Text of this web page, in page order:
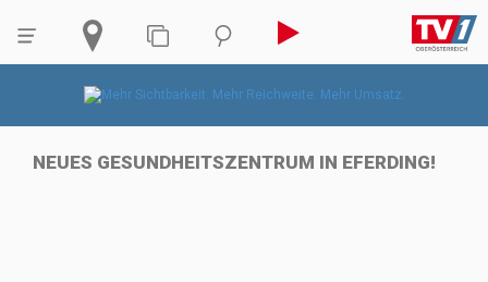
NEUES GESUNDHEITSZENTRUM IN EFERDING!